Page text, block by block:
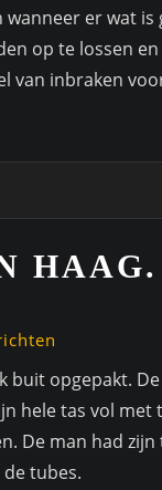
er wat is
op te lossen
van inbraken
HAAG.
buit opgepakt.
hele tas vol met
De man had
tubes.